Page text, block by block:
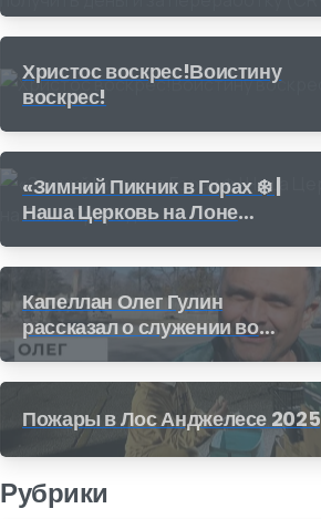
деньги за переработку (CRV)
Христос воскрес!Воистину
воскрес!
«Зимний Пикник в Горах ❄️ |
Наша Церковь на Лоне
Капеллан Олег Гулин
рассказал о служении во
время пожара в Калифорнии
Пожары в Лос Анджелесе 2025
Рубрики